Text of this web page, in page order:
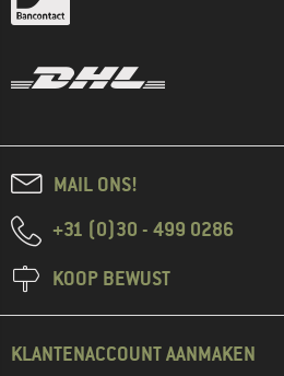
MAIL ONS!
+31 (0)30 - 499 0286
KOOP BEWUST
KLANTENACCOUNT AANMAKEN